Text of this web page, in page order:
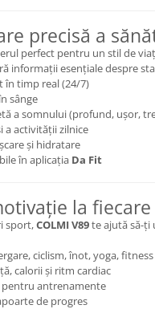
precisă a
perfect pentru un stil de
informații esențiale despre
în timp real (24/7)
sânge
a somnului (profund, ușor,
a activității zilnice
și hidratare
în aplicația Da Fit
la
sport,COLMI V89te ajută să-
ciclism, înot, yoga, fitness
calorii și ritm cardiac
antrenamente
de progres